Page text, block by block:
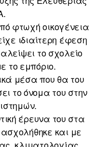
φτωχή οικογένεια
ιδιαίτερη έφεση
το σχολείο
το εμπόριο.
μέσα που θα του
το όνομα του στην
έρευνα του στα
και με